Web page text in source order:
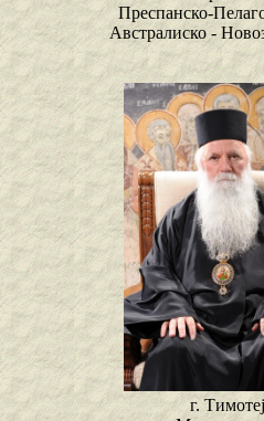
Преспанско-
Австралиско -
г. Тимотеј